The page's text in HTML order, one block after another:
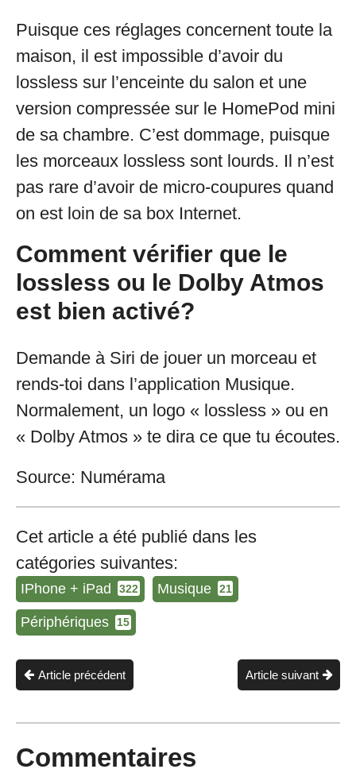
Puisque ces réglages concernent toute la
maison, il est impossible d’avoir du
lossless sur l’enceinte du salon et une
version compressée sur le HomePod mini
de sa chambre. C’est dommage, puisque
les morceaux lossless sont lourds. Il n’est
pas rare d’avoir de micro-coupures quand
on est loin de sa box Internet.
Comment vérifier que le
lossless ou le Dolby Atmos
est bien activé?
Demande à Siri de jouer un morceau et
rends-toi dans l’application Musique.
Normalement, un logo « lossless » ou en
« Dolby Atmos » te dira ce que tu écoutes.
Source: Numérama
Cet article a été publié dans les
catégories suivantes:
IPhone + iPad 322 Musique 21
Périphériques 15
Article suivant
Article précédent
Commentaires